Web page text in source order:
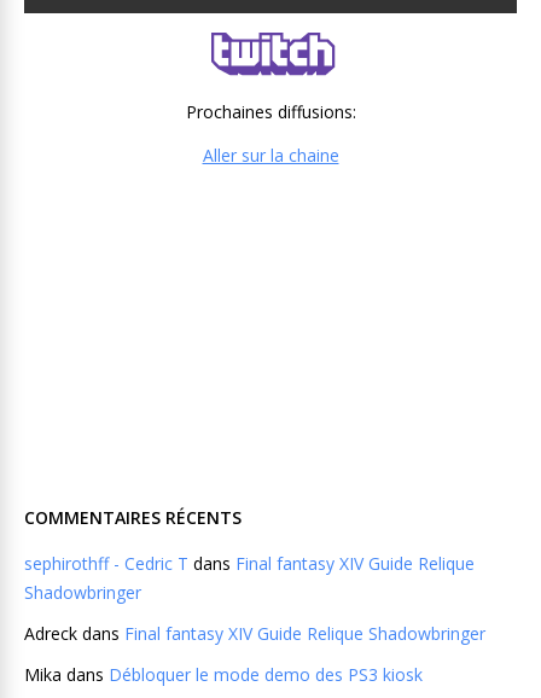
Prochaines diffusions:
Aller sur la chaine
COMMENTAIRES RÉCENTS
sephirothff - Cedric T dans Final fantasy XIV Guide Relique
Shadowbringer
Adreck dans Final fantasy XIV Guide Relique Shadowbringer
Mika dans Débloquer le mode demo des PS3 kiosk